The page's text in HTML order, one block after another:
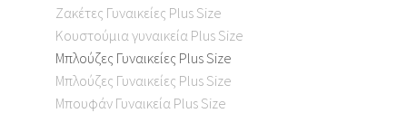
Ζακέτες Γυναικείες Plus Size
Κουστούμια γυναικεία Plus Size
Μπλούζες Γυναικείες Plus Size
Μπλούζες Γυναικείες Plus Size
Μπουφάν Γυναικεία Plus Size